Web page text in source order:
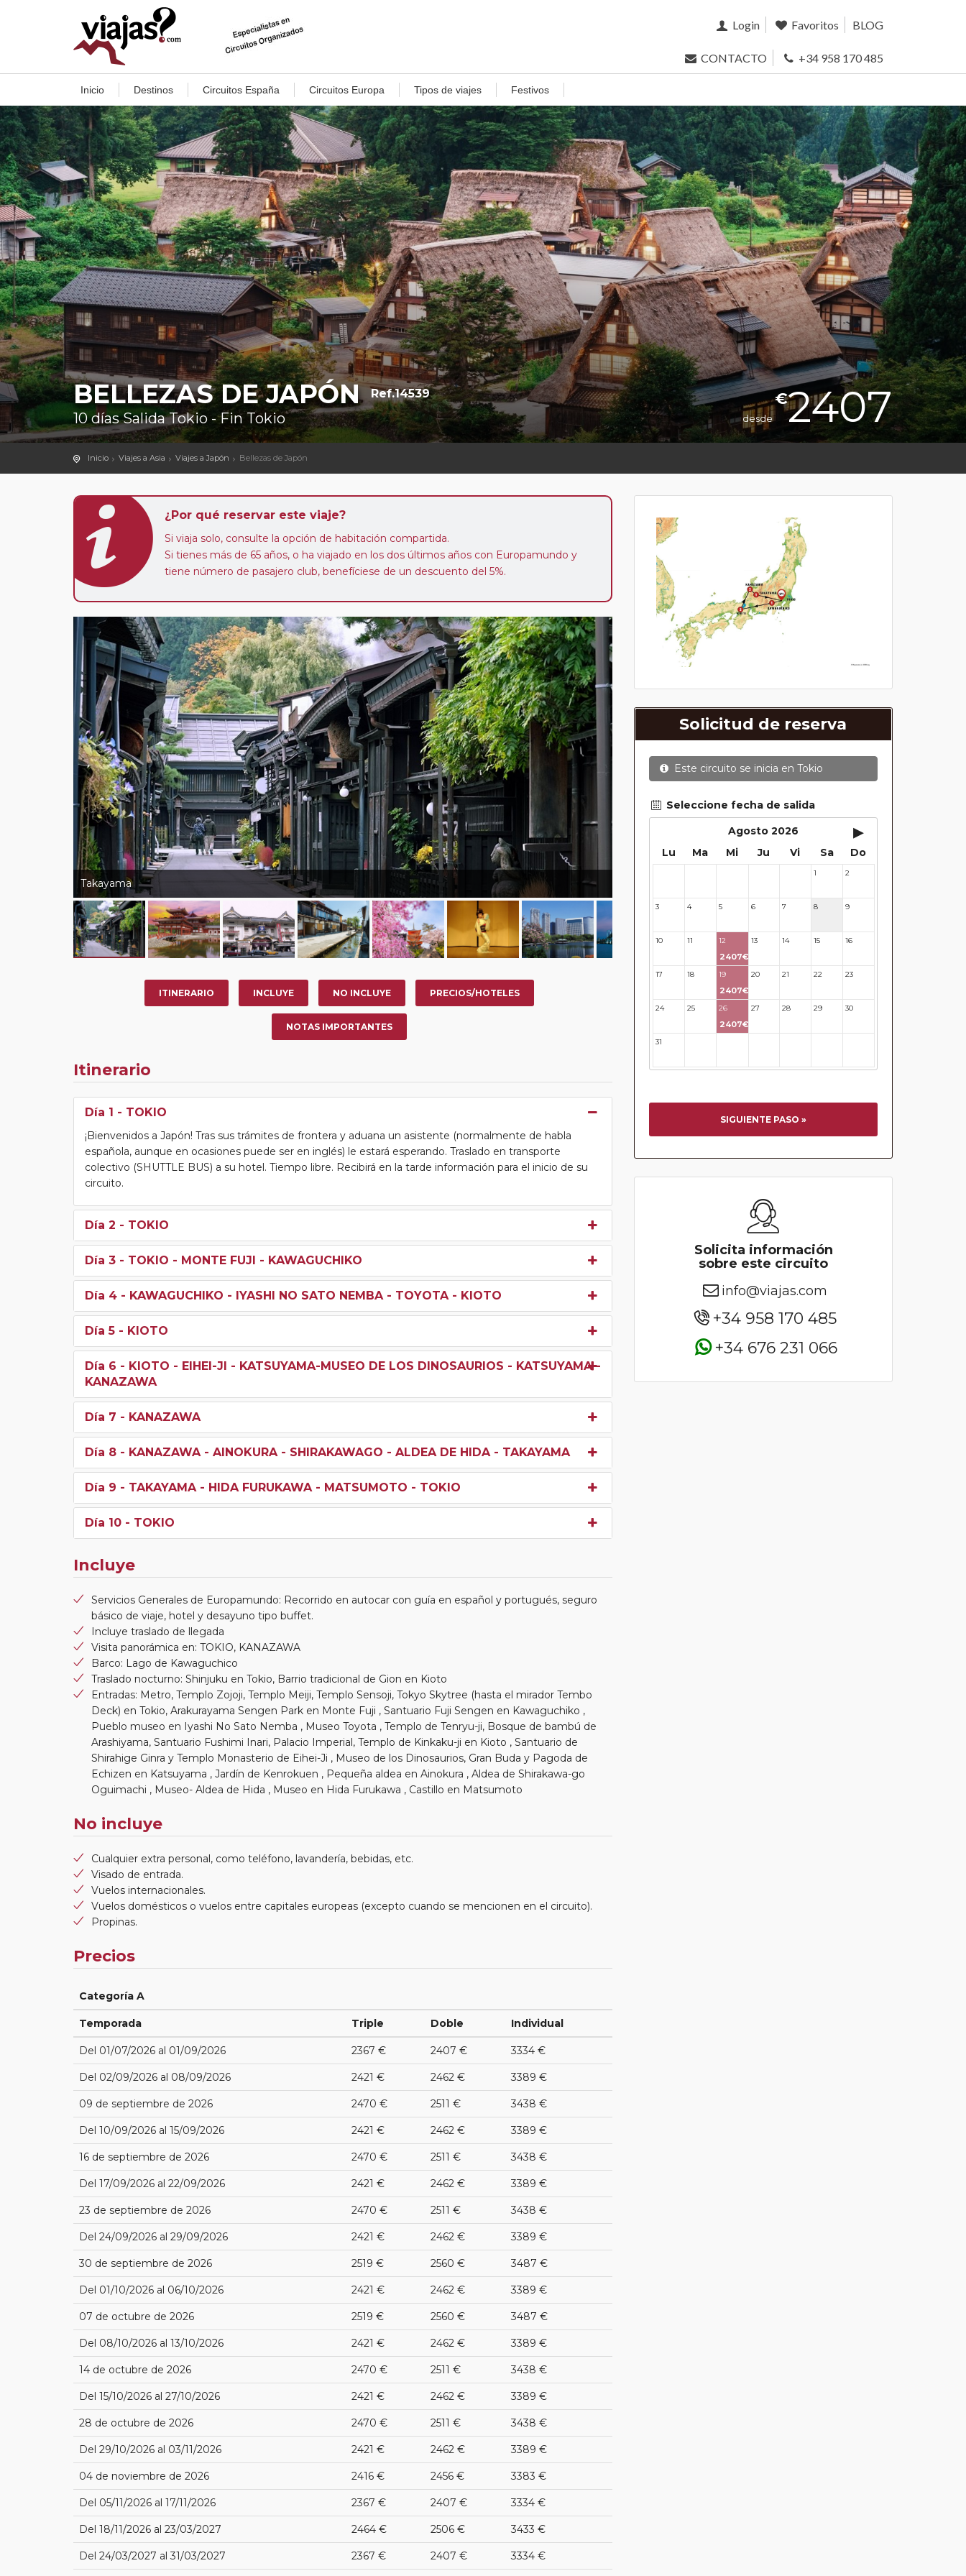
Login Favoritos BLOG
CONTACTO +34 958 170 485
Inicio Destinos Circuitos España Circuitos Europa Tipos de viajes Festivos
BELLEZAS DE JAPÓN Ref.14539
10 días Salida Tokio - Fin Tokio desde
€2407
Inicio Viajes a Asia Viajes a Japón Bellezas de Japón
¿Por qué reservar este viaje?
Si viaja solo, consulte la opción de habitación compartida.
Si tienes más de 65 años, o ha viajado en los dos últimos años con Europamundo y
tiene número de pasajero club, benefíciese de un descuento del 5%.
Takayama
ITINERARIO INCLUYE NO INCLUYE PRECIOS/HOTELES
NOTAS IMPORTANTES
Itinerario
Día 1 - TOKIO
¡Bienvenidos a Japón! Tras sus trámites de frontera y aduana un asistente (normalmente de habla
española, aunque en ocasiones puede ser en inglés) le estará esperando. Traslado en transporte
colectivo (SHUTTLE BUS) a su hotel. Tiempo libre. Recibirá en la tarde información para el inicio de su
circuito.
Día 2 - TOKIO
Día 3 - TOKIO - MONTE FUJI - KAWAGUCHIKO
Día 4 - KAWAGUCHIKO - IYASHI NO SATO NEMBA - TOYOTA - KIOTO
Día 5 - KIOTO
Día 6 - KIOTO - EIHEI-JI - KATSUYAMA-MUSEO DE LOS DINOSAURIOS - KATSUYAMA -
KANAZAWA
Día 7 - KANAZAWA
Día 8 - KANAZAWA - AINOKURA - SHIRAKAWAGO - ALDEA DE HIDA - TAKAYAMA
Día 9 - TAKAYAMA - HIDA FURUKAWA - MATSUMOTO - TOKIO
Día 10 - TOKIO
Incluye
Servicios Generales de Europamundo: Recorrido en autocar con guía en español y portugués, seguro
básico de viaje, hotel y desayuno tipo buffet.
Incluye traslado de llegada
Visita panorámica en: TOKIO, KANAZAWA
Barco: Lago de Kawaguchico
Traslado nocturno: Shinjuku en Tokio, Barrio tradicional de Gion en Kioto
Entradas: Metro, Templo Zojoji, Templo Meiji, Templo Sensoji, Tokyo Skytree (hasta el mirador Tembo
Deck) en Tokio, Arakurayama Sengen Park en Monte Fuji , Santuario Fuji Sengen en Kawaguchiko ,
Pueblo museo en Iyashi No Sato Nemba , Museo Toyota , Templo de Tenryu-ji, Bosque de bambú de
Arashiyama, Santuario Fushimi Inari, Palacio Imperial, Templo de Kinkaku-ji en Kioto , Santuario de
Shirahige Ginra y Templo Monasterio de Eihei-Ji , Museo de los Dinosaurios, Gran Buda y Pagoda de
Echizen en Katsuyama , Jardín de Kenrokuen , Pequeña aldea en Ainokura , Aldea de Shirakawa-go
Oguimachi , Museo- Aldea de Hida , Museo en Hida Furukawa , Castillo en Matsumoto
No incluye
Cualquier extra personal, como teléfono, lavandería, bebidas, etc.
Visado de entrada.
Vuelos internacionales.
Vuelos domésticos o vuelos entre capitales europeas (excepto cuando se mencionen en el circuito).
Propinas.
Precios
Categoría A
Temporada Triple Doble Individual
Del 01/07/2026 al 01/09/2026 2367 € 2407 € 3334 €
Del 02/09/2026 al 08/09/2026 2421 € 2462 € 3389 €
09 de septiembre de 2026 2470 € 2511 € 3438 €
Del 10/09/2026 al 15/09/2026 2421 € 2462 € 3389 €
16 de septiembre de 2026 2470 € 2511 € 3438 €
Del 17/09/2026 al 22/09/2026 2421 € 2462 € 3389 €
23 de septiembre de 2026 2470 € 2511 € 3438 €
Del 24/09/2026 al 29/09/2026 2421 € 2462 € 3389 €
30 de septiembre de 2026 2519 € 2560 € 3487 €
Del 01/10/2026 al 06/10/2026 2421 € 2462 € 3389 €
07 de octubre de 2026 2519 € 2560 € 3487 €
Del 08/10/2026 al 13/10/2026 2421 € 2462 € 3389 €
14 de octubre de 2026 2470 € 2511 € 3438 €
Del 15/10/2026 al 27/10/2026 2421 € 2462 € 3389 €
28 de octubre de 2026 2470 € 2511 € 3438 €
Del 29/10/2026 al 03/11/2026 2421 € 2462 € 3389 €
04 de noviembre de 2026 2416 € 2456 € 3383 €
Del 05/11/2026 al 17/11/2026 2367 € 2407 € 3334 €
Del 18/11/2026 al 23/03/2027 2464 € 2506 € 3433 €
Del 24/03/2027 al 31/03/2027 2367 € 2407 € 3334 €
Solicitud de reserva
Este circuito se inicia en Tokio
Seleccione fecha de salida
Agosto 2026
▸
Lu Ma Mi Ju Vi Sa Do
1 2
3 4 5 6 7 8 9
10 11 12
2407€
13 14 15 16
17 18 19
2407€
20 21 22 23
24 25 26
2407€
27 28 29 30
31
SIGUIENTE PASO »
Solicita información
sobre este circuito
info@viajas.com
+34 958 170 485
+34 676 231 066